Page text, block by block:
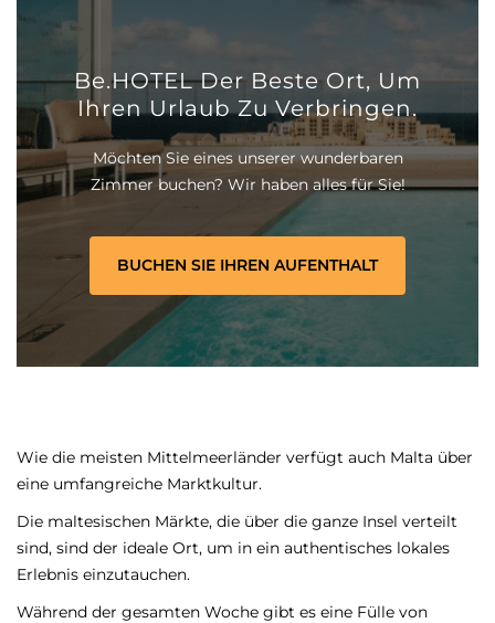
Wie die meisten Mittelmeerländer verfügt auch Malta über
eine umfangreiche Marktkultur.
Die maltesischen Märkte, die über die ganze Insel verteilt
sind, sind der ideale Ort, um in ein authentisches lokales
Erlebnis einzutauchen.
Während der gesamten Woche gibt es eine Fülle von
Be.HOTEL Der Beste Ort, Um
Ihren Urlaub Zu Verbringen.
Möchten Sie eines unserer wunderbaren
Zimmer buchen? Wir haben alles für Sie!
BUCHEN SIE IHREN AUFENTHALT